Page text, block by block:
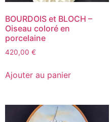
BOURDOIS et BLOCH –
Oiseau coloré en
porcelaine
420,00 €
Ajouter au panier